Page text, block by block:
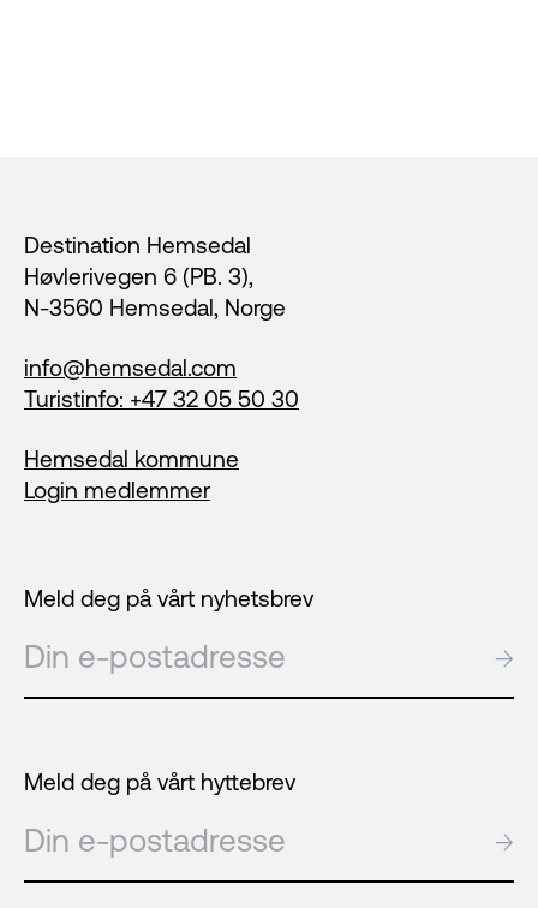
Destination Hemsedal
Høvlerivegen 6 (PB. 3),
N-3560 Hemsedal, Norge
info@hemsedal.com
Turistinfo: +47 32 05 50 30
Hemsedal kommune
Login medlemmer
Meld deg på vårt nyhetsbrev
E-post →
Meld deg på vårt hyttebrev
E-post →